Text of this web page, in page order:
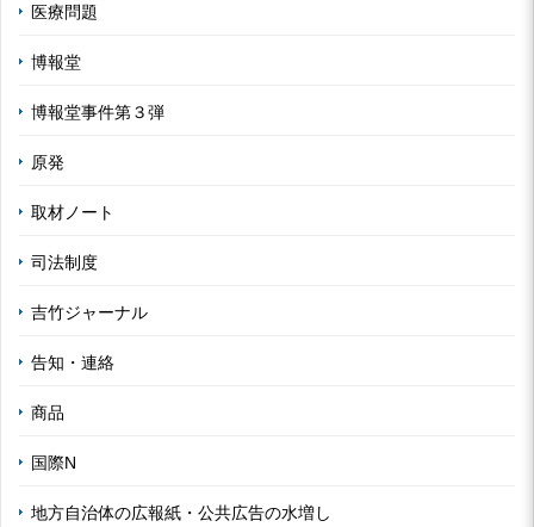
医療問題
博報堂
博報堂事件第３弾
原発
取材ノート
司法制度
吉竹ジャーナル
告知・連絡
商品
国際N
地方自治体の広報紙・公共広告の水増し